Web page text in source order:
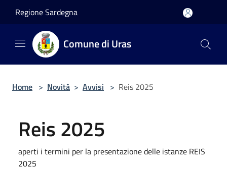
Regione Sardegna
Comune di Uras
Home > Novità > Avvisi > Reis 2025
Reis 2025
aperti i termini per la presentazione delle istanze REIS
2025